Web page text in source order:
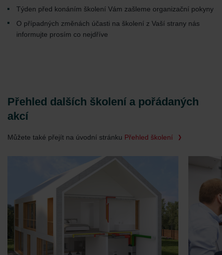
Týden před konáním školení Vám zašleme organizační pokyny
O případných změnách účasti na školení z Vaší strany nás
informujte prosím co nejdříve
Přehled dalších školení a pořádaných
akcí
Můžete také přejít na úvodní stránku Přehled školení